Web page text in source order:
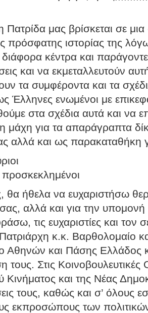
μας βρίσκεται σε μια
πρόσφατης ιστορίας της
διάφορα κέντρα και
και να εκμεταλλευτούν
τα συμφέροντα και τα
Έλληνες ενωμένοι με
στα σχέδια αυτά και να
μάχη για τα απαράγραπτα
αλλά και ως παρακαταθήκη
θα ήθελα να ευχαριστήσω
αλλά και για την
τις ευχαριστίες και τον
κ.κ. Βαρθολομαίο
Αθηνών και Πάσης Ελλάδος
Στις Κοινοβουλευτικές
Κινήματος και της Νέας
τους, καθώς και σ’ όλους
εκπροσώπους των